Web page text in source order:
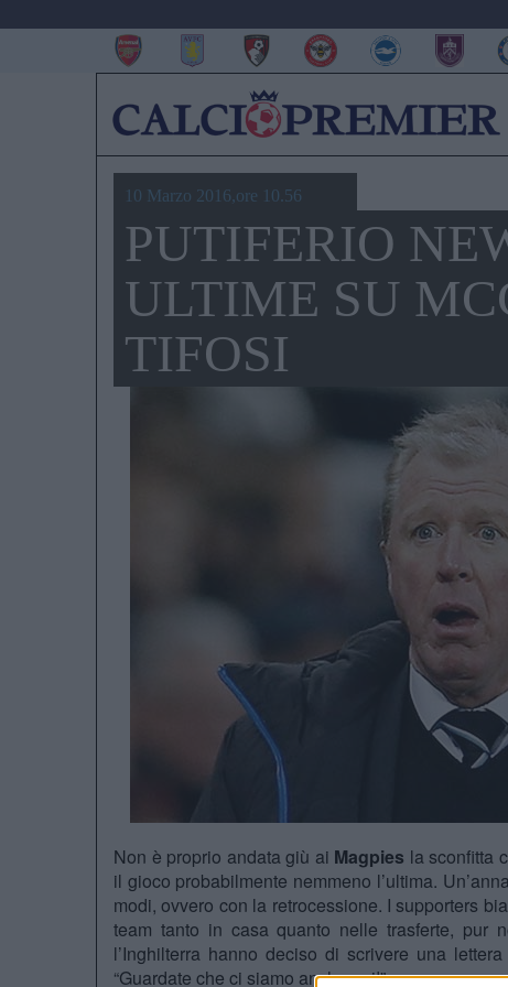
10 Marzo 2016,ore 10.56
PUTIFERIO
ULTIME SU
TIFOSI
Non è proprio andata giù ai Magpies la sconfitta
il gioco probabilmente nemmeno l’ultima.
modi, ovvero con la retrocessione. I supporters
team tanto in casa quanto nelle trasferte, pur
l’Inghilterra hanno deciso di scrivere una
“Guardate che ci siamo anche noi!”.